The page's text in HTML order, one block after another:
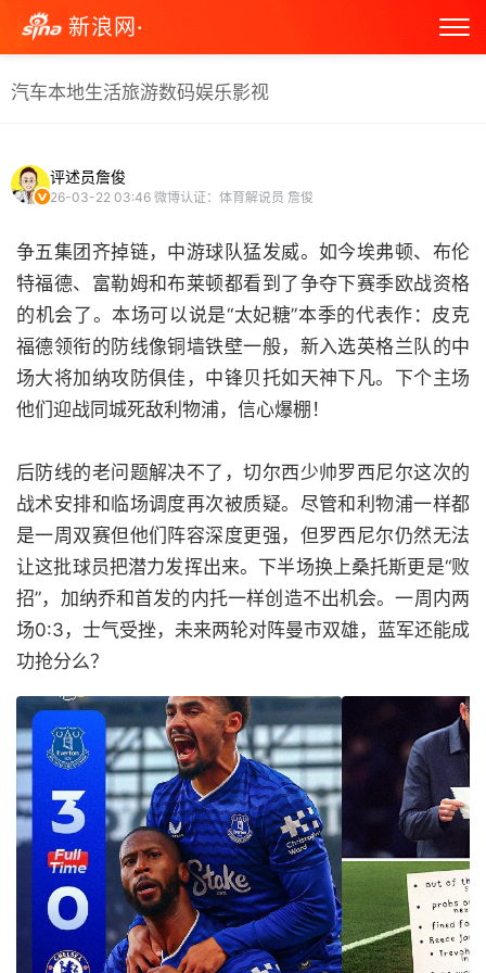
新浪网·
汽车本地生活旅游数码娱乐影视
评述员詹俊
26-03-22 03:46 微博认证：体育解说员 詹俊
争五集团齐掉链，中游球队猛发威。如今埃弗顿、布伦
特福德、富勒姆和布莱顿都看到了争夺下赛季欧战资格
的机会了。本场可以说是“太妃糖”本季的代表作：皮克
福德领衔的防线像铜墙铁壁一般，新入选英格兰队的中
场大将加纳攻防俱佳，中锋贝托如天神下凡。下个主场
他们迎战同城死敌利物浦，信心爆棚！
后防线的老问题解决不了，切尔西少帅罗西尼尔这次的
战术安排和临场调度再次被质疑。尽管和利物浦一样都
是一周双赛但他们阵容深度更强，但罗西尼尔仍然无法
让这批球员把潜力发挥出来。下半场换上桑托斯更是“败
招”，加纳乔和首发的内托一样创造不出机会。一周内两
场0:3，士气受挫，未来两轮对阵曼市双雄，蓝军还能成
功抢分么？